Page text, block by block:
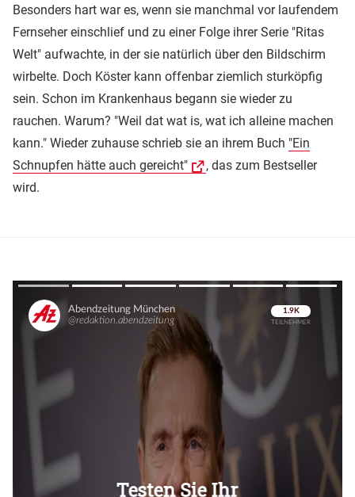
Besonders hart war es, wenn sie manchmal vor laufendem
Fernseher einschlief und zu einer Folge ihrer Serie "Ritas
Welt" aufwachte, in der sie natürlich über den Bildschirm
wirbelte. Doch Köster kann offenbar ziemlich sturköpfig
sein. Schon im Krankenhaus begann sie wieder zu
rauchen. Warum? "Weil dat wat is, wat ich alleine machen
kann." Wieder zuhause schrieb sie an ihrem Buch "Ein
Schnupfen hätte auch gereicht"
, das zum Bestseller
wird.
Überspringen